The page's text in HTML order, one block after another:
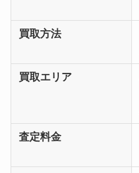
買取方法
買取エリア
査定料金